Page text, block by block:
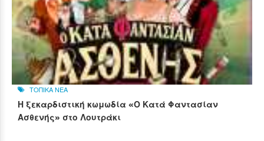
ΤΟΠΙΚΑ ΝΕΑ
Η ξεκαρδιστική κωμωδία «Ο Κατά Φαντασίαν
Ασθενής» στο Λουτράκι